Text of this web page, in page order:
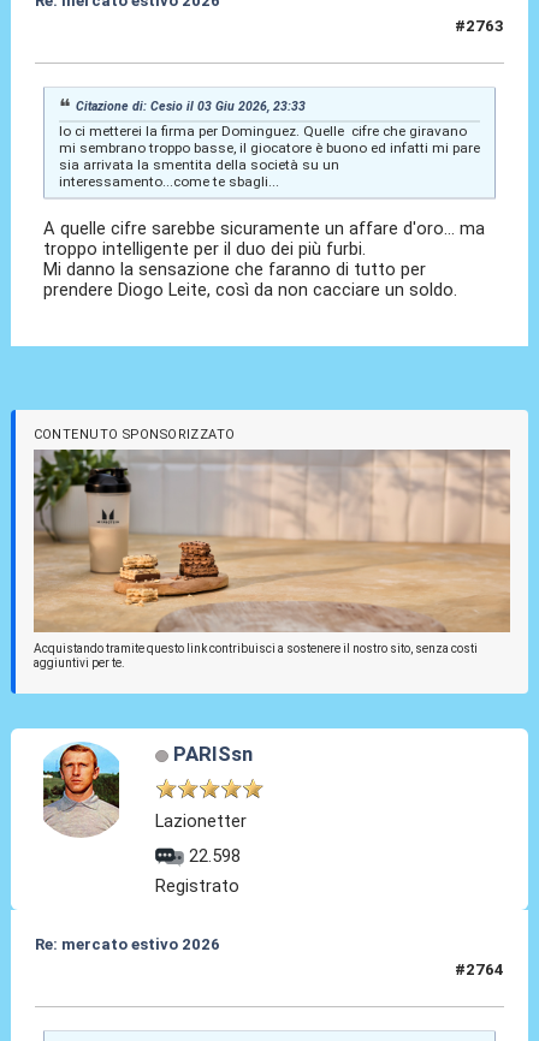
#2763
Citazione di: Cesio il 03 Giu 2026, 23:33
Io ci metterei la firma per Dominguez. Quelle cifre che giravano
mi sembrano troppo basse, il giocatore è buono ed infatti mi pare
sia arrivata la smentita della società su un
interessamento...come te sbagli...
A quelle cifre sarebbe sicuramente un affare d'oro... ma
troppo intelligente per il duo dei più furbi.
Mi danno la sensazione che faranno di tutto per
prendere Diogo Leite, così da non cacciare un soldo.
CONTENUTO SPONSORIZZATO
Acquistando tramite questo link contribuisci a sostenere il nostro sito, senza costi
aggiuntivi per te.
PARISsn
Lazionetter
22.598
Registrato
Re: mercato estivo 2026
#2764